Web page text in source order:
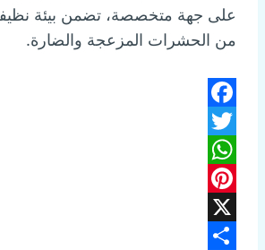
على جهة متخصصة، تضمن بيئة
من الحشرات المزعجة والضارة.
Facebook
Twitter
WhatsApp
Pinterest
X